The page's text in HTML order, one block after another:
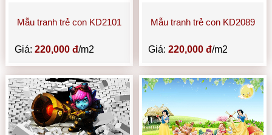
Mẫu tranh trẻ con KD2101
Giá:220,000 đ/m2
Mẫu tranh trẻ con KD2089
Giá: 220,000 đ/m2